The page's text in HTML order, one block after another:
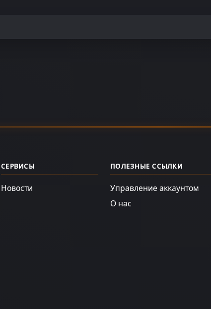
СЕРВИСЫ
Новости
ПОЛЕЗНЫЕ ССЫЛКИ
Управление аккаунтом
О нас